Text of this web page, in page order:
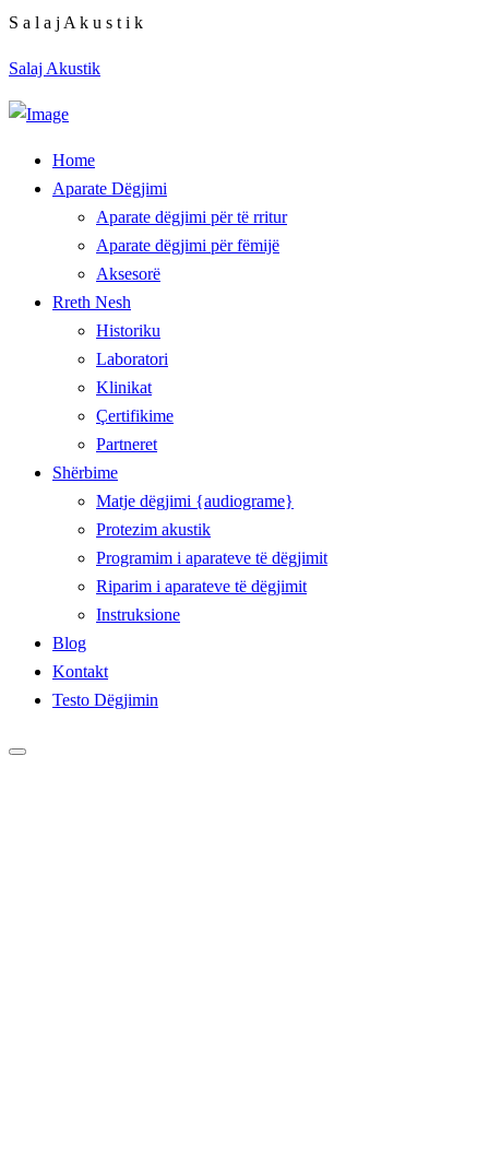
S a l a j A k u s t i k
Salaj Akustik
Home
Aparate Dëgjimi
Aparate dëgjimi për të rritur
Aparate dëgjimi për fëmijë
Aksesorë
Rreth Nesh
Historiku
Laboratori
Klinikat
Çertifikime
Partneret
Shërbime
Matje dëgjimi {audiograme}
Protezim akustik
Programim i aparateve të dëgjimit
Riparim i aparateve të dëgjimit
Instruksione
Blog
Kontakt
Testo Dëgjimin